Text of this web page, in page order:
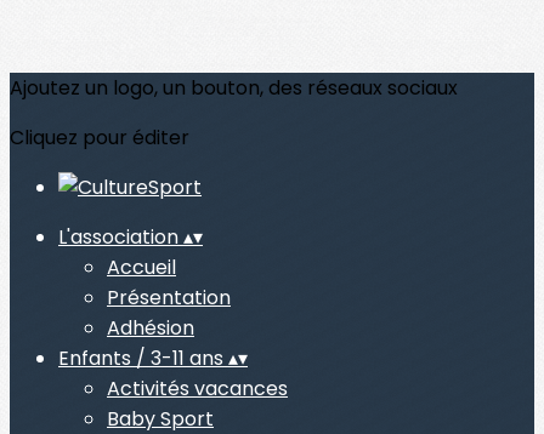
Ajoutez un logo, un bouton, des réseaux sociaux
Cliquez pour éditer
L'association▴▾
Accueil
Présentation
Adhésion
Enfants / 3-11 ans ▴▾
Activités vacances
Baby Sport